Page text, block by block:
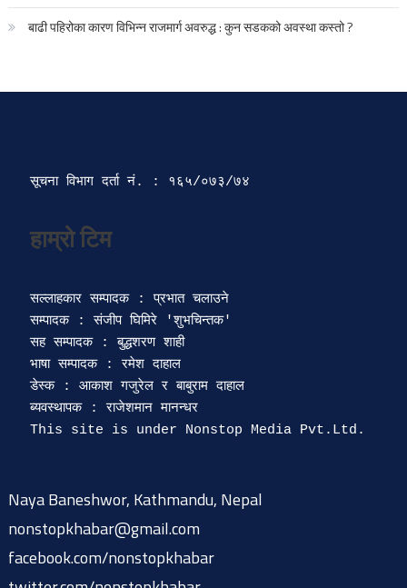
बाढी पहिरोका कारण विभिन्न राजमार्ग अवरुद्ध : कुन सडकको अवस्था कस्तो ?
सूचना विभाग दर्ता‍ नं. : १६५/०७३/७४
हाम्रो टिम
सल्लाहकार सम्पादक : प्रभात चलाउने
सम्पादक : संजीप घिमिरे 'शुभचिन्तक'
सह सम्पादक : बुद्धशरण शाही
भाषा सम्पादक : रमेश दाहाल
डेस्क : आकाश गजुरेल र बाबुराम दाहाल
ब्यवस्थापक : राजेशमान मानन्धर
Naya Baneshwor, Kathmandu, Nepal
nonstopkhabar@gmail.com
facebook.com/nonstopkhabar